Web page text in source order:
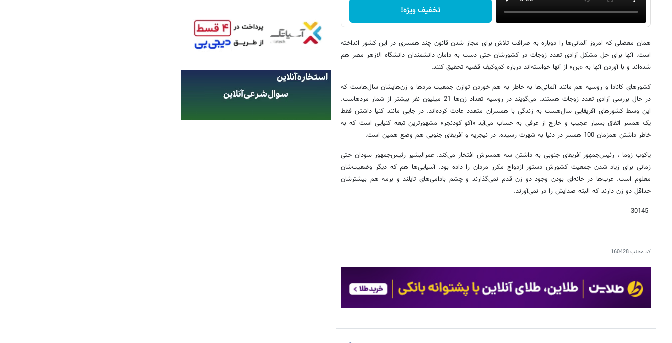
تخفیف ویژه!
همان معضلی که امروز آلمانی‌ها را دوباره به صرافت تلاش برای مجاز شدن قانون چند همسری در این کشور انداخته
است. آنها برای حل مشکل آزادی تعدد زوجات در کشورشان حتی دست به دامان دانشمندان دانشگاه الازهر مصر هم
شده‌اند و با آوردن آنها به «بن» از آنها خواسته‌اند درباره کم‌وکیف قضیه تحقیق کنند.
کشور‌های کانادا و روسیه هم مانند آلمانی‌ها به خاطر به هم خوردن توازن جمعیت مردها و زن‌هایشان سال‌‌هاست که
در حال بررسی آزادی تعدد زوجات هستند. می‌گویند در روسیه تعداد زن‌ها 21 میلیون نفر بیشتر از شمار مرد‌هاست.
این وسط کشور‌های آفریقایی سال‌هست به زندگی با همسران متعدد عادت کرده‌اند. در جایی مانند کنیا داشتن فقط
یک همسر اتفاق بسیار عجیب و خارج از عرفی به حساب می‌آید «آکو کودنجر» مشهور‌ترین تبعه کنیایی است که به
خاطر داشتن همزمان 100 همسر در دنیا به شهرت رسیده. در نیجریه و آفریقای جنوبی هم وضع همین است.
یاکوب زوما ، رئیس‌جمهور آفریقای جنوبی به داشتن سه همسرش افتخار می‌کند. عمر‌البشیر رئیس‌جمهور سودان حتی
زمانی برای زیاد شدن جمعیت کشورش دستور ازدواج مکرر مردان را داده بود. آسیایی‌ها هم که دیگر وضعیت‌شان
معلوم است. عرب‌ها در خانه‌ای بودن وجود دو زن قدم نمی‌گذارند و چشم بادامی‌های تایلند و برمه هم بیشترشان
حداقل دو زن دارند که البته صدایش را در نمی‌آورند.
کد مطلب160428